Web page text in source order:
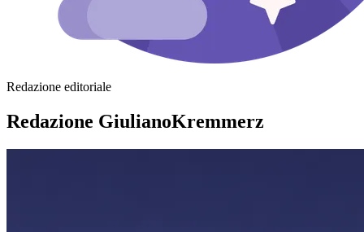
Redazione editoriale
Redazione GiulianoKremmerz